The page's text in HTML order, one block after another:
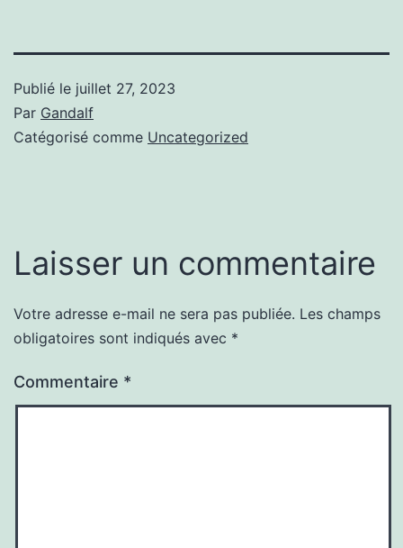
Publié le juillet 27, 2023
Par Gandalf
Catégorisé comme Uncategorized
Laisser un commentaire
Votre adresse e-mail ne sera pas publiée. Les champs
obligatoires sont indiqués avec *
Commentaire *